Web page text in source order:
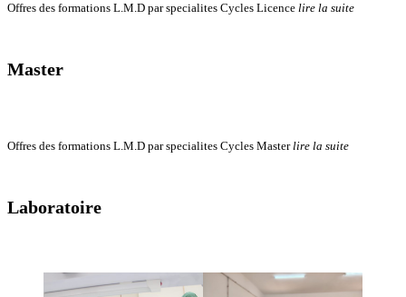
Offres des formations L.M.D par specialites Cycles Licence lire la suite
Master
Offres des formations L.M.D par specialites Cycles Masterlire la suite
Laboratoire